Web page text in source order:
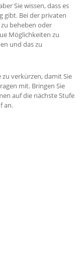
Sie wissen, dass es
gibt. Bei der privaten
beheben oder
Möglichkeiten zu
und das zu
zu verkürzen, damit Sie
mit. Bringen Sie
auf die nächste Stufe
an.